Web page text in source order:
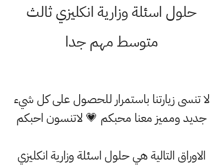
حلول اسئلة وزارية انكليزي ثالث
متوسط مهم جدا
لا تنسى زيارتنا باستمرار للحصول على كل شيء
جديد ومميز معنا محبكم 💗 لاتنسون احبكم
الاوراق التالية هي حلول اسئلة وزارية انكليزي